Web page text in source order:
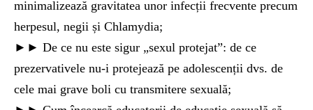
minimalizează gravitatea unor infecții frecvente precum
herpesul, negii și Chlamydia;
►► De ce nu este sigur „sexul protejat”: de ce
prezervativele nu-i protejează pe adolescenții dvs. de
cele mai grave boli cu transmitere sexuală;